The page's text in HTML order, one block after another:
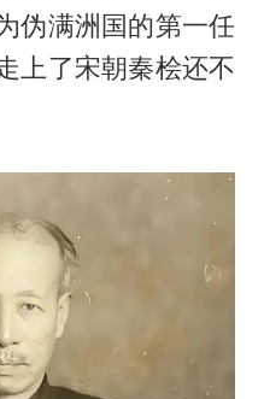
伪满洲国的第一任
上了宋朝秦桧还不